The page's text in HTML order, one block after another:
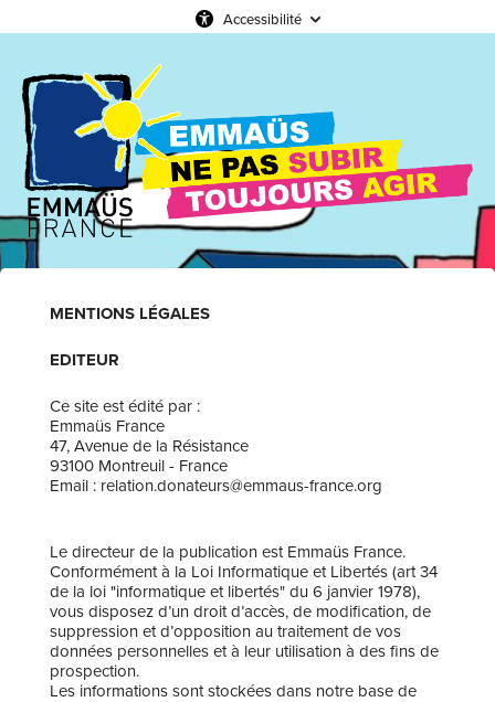
Accessibilité
MENTIONS LÉGALES
EDITEUR
Ce site est édité par :
Emmaüs France
47, Avenue de la Résistance
93100 Montreuil - France
Email : relation.donateurs@emmaus-france.org
Le directeur de la publication est ​Emmaüs France.
Conformément à la Loi Informatique et Libertés (art 34
de la loi "informatique et libertés" du 6 janvier 1978),
vous disposez d’un droit d’accès, de modification, de
suppression et d’opposition au traitement de vos
données personnelles et à leur utilisation à des fins de
prospection.
Les informations sont stockées dans notre base de